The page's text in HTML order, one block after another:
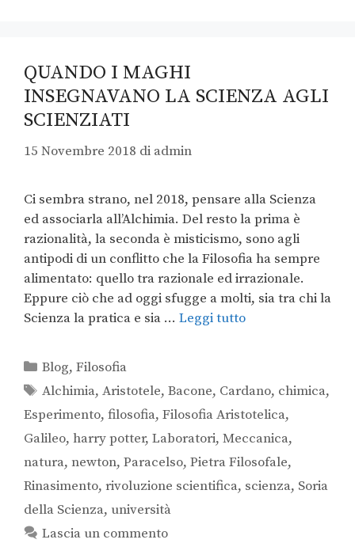
QUANDO I MAGHI
INSEGNAVANO LA SCIENZA AGLI
SCIENZIATI
15 Novembre 2018 di admin
Ci sembra strano, nel 2018, pensare alla Scienza
ed associarla all’Alchimia. Del resto la prima è
razionalità, la seconda è misticismo, sono agli
antipodi di un conflitto che la Filosofia ha sempre
alimentato: quello tra razionale ed irrazionale.
Eppure ciò che ad oggi sfugge a molti, sia tra chi la
Scienza la pratica e sia … Leggi tutto
Blog,Filosofia
Alchimia,Aristotele,Bacone, Cardano, chimica,
Esperimento, filosofia, Filosofia Aristotelica,
Galileo, harry potter, Laboratori, Meccanica,
natura, newton, Paracelso, Pietra Filosofale,
Rinasimento, rivoluzione scientifica, scienza, Soria
della Scienza, università
Lascia un commento